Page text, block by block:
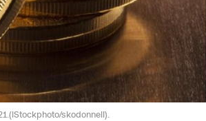
skodonnell).